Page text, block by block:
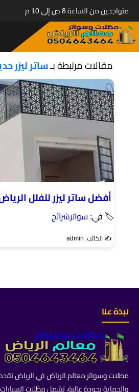
متواجدين من الساعة 8 ص إلى 10 م
مقالات مرتبطة بـساتر ليزر
أفضل ساتر ليزر للفلل
🏷 في: سواترشرائح
✍️ الكاتب: admin
نبذة عنا
مظلات وسواتر معالم الرياض في الرياض
والحماية بجودة عالية، تشمل مظلات السيارات،